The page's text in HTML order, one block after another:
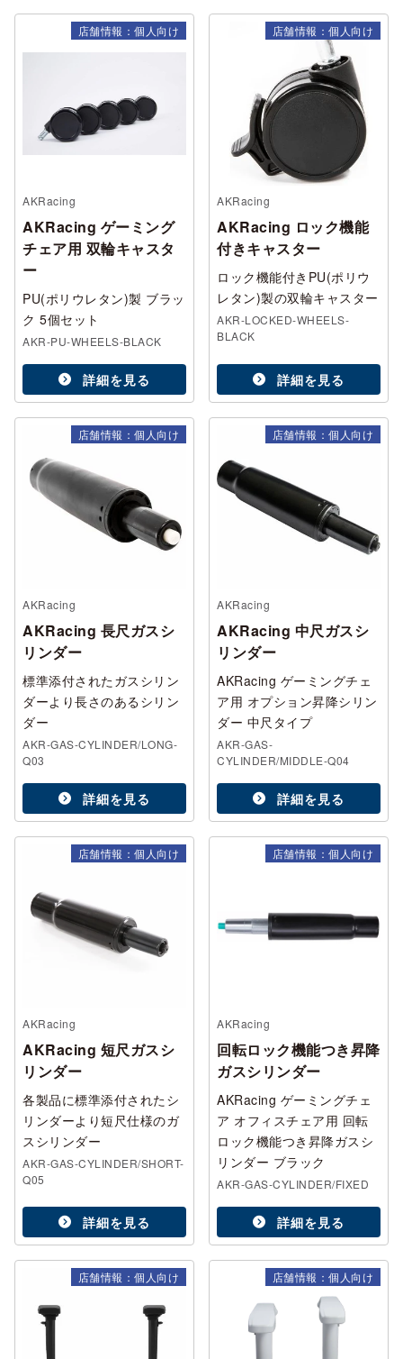
店舗情報：個人向け
AKRacing
AKRacing ゲーミング
チェア用 双輪キャスタ
ー
PU(ポリウレタン)製 ブラッ
ク 5個セット
AKR-PU-WHEELS-BLACK
詳細を見る
店舗情報：個人向け
AKRacing
AKRacing ロック機能
付きキャスター
ロック機能付きPU(ポリウ
レタン)製の双輪キャスター
AKR-LOCKED-WHEELS-
BLACK
詳細を見る
店舗情報：個人向け
AKRacing
AKRacing 長尺ガスシ
リンダー
標準添付されたガスシリン
ダーより長さのあるシリン
ダー
AKR-GAS-CYLINDER/LONG-
Q03
詳細を見る
店舗情報：個人向け
AKRacing
AKRacing 中尺ガスシ
リンダー
AKRacing ゲーミングチェ
ア用 オプション昇降シリン
ダー 中尺タイプ
AKR-GAS-
CYLINDER/MIDDLE-Q04
詳細を見る
店舗情報：個人向け
AKRacing
AKRacing 短尺ガスシ
リンダー
各製品に標準添付されたシ
リンダーより短尺仕様のガ
スシリンダー
AKR-GAS-CYLINDER/SHORT-
Q05
詳細を見る
店舗情報：個人向け
AKRacing
回転ロック機能つき昇降
ガスシリンダー
AKRacing ゲーミングチェ
ア オフィスチェア用 回転
ロック機能つき昇降ガスシ
リンダー ブラック
AKR-GAS-CYLINDER/FIXED
詳細を見る
店舗情報：個人向け 店舗情報：個人向け